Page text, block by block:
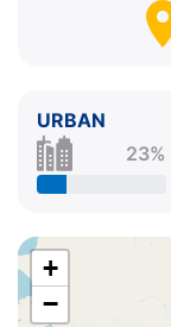
URBAN
23%
+
−